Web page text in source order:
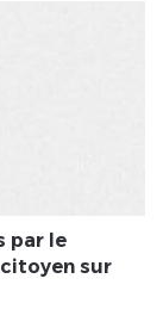
par le
sur